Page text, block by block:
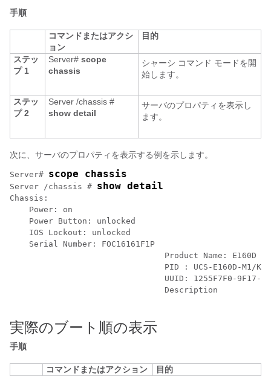
手順
コマンドまたはアクシ
ョン
目的
ステッ
プ 1
Server# scope
chassis
シャーシ コマンド モードを開
始します。
ステッ
プ 2
Server /chassis #
show detail
サーバのプロパティを表示し
ます。
次に、サーバのプロパティを表示する例を示します。
Server# scope chassis
Server /chassis # show detail
Chassis:
    Power: on
    Power Button: unlocked
    IOS Lockout: unlocked
    Serial Number: FOC16161F1P
実際のブート順の表示
手順
コマンドまたはアクション
目的